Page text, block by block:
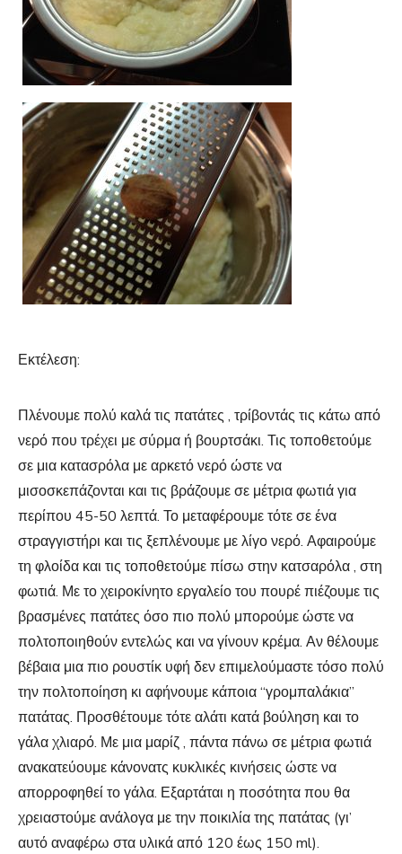
Εκτέλεση:
Πλένουμε πολύ καλά τις πατάτες , τρίβοντάς τις κάτω από
νερό που τρέχει με σύρμα ή βουρτσάκι. Τις τοποθετούμε
σε μια κατασρόλα με αρκετό νερό ώστε να
μισοσκεπάζονται και τις βράζουμε σε μέτρια φωτιά για
περίπου 45-50 λεπτά. Το μεταφέρουμε τότε σε ένα
στραγγιστήρι και τις ξεπλένουμε με λίγο νερό. Αφαιρούμε
τη φλοίδα και τις τοποθετούμε πίσω στην κατσαρόλα , στη
φωτιά. Με το χειροκίνητο εργαλείο του πουρέ πιέζουμε τις
βρασμένες πατάτες όσο πιο πολύ μπορούμε ώστε να
πολτοποιηθούν εντελώς και να γίνουν κρέμα. Αν θέλουμε
βέβαια μια πιο ρουστίκ υφή δεν επιμελούμαστε τόσο πολύ
την πολτοποίηση κι αφήνουμε κάποια “γρομπαλάκια”
πατάτας. Προσθέτουμε τότε αλάτι κατά βούληση και το
γάλα χλιαρό. Με μια μαρίζ , πάντα πάνω σε μέτρια φωτιά
ανακατεύουμε κάνονατς κυκλικές κινήσεις ώστε να
απορροφηθεί το γάλα. Εξαρτάται η ποσότητα που θα
χρειαστούμε ανάλογα με την ποικιλία της πατάτας (γι’
αυτό αναφέρω στα υλικά από 120 έως 150 ml).